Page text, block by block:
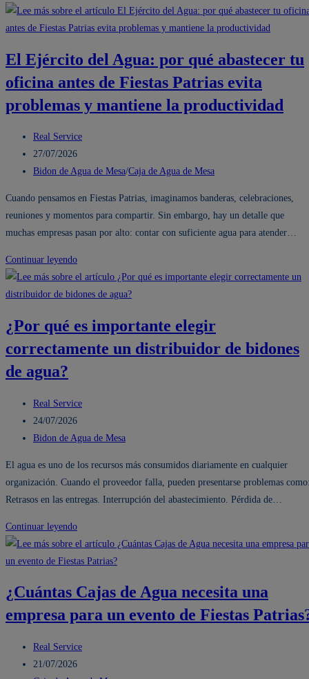
evitar
que
empresa
se
sin
Manantial
de
los
El Ejército del Agua: por qué abastecer tu
oficina antes de Fiestas Patrias evita
problemas y mantiene la productividad
Autor
de
la
Real Service
Publicación
de
entrada:
27/07/2026
Categoría
la
entrada:
Bidon de Agua de Mesa/Caja de Agua de Mesa
Cuando pensamos en Fiestas Patrias, imaginamos banderas, celebraciones,
reuniones y momentos para compartir. Sin embargo, hay un detalle que
muchas empresas pasan por alto: contar con suficiente agua para atender…
Continuar leyendoEl
Ejército
del
por
qué
Patrias
evita
problemas
¿Por qué es importante elegir
correctamente un distribuidor de bidones
de agua?
Autor
de
la
Real Service
Publicación
de
entrada:
24/07/2026
Categoría
la
entrada:
Bidon de Agua de Mesa
El agua es uno de los recursos más consumidos diariamente en cualquier
organización. Cuando el proveedor falla, pueden presentarse problemas
Retrasos en las entregas. Interrupción del abastecimiento. Pérdida de…
Continuar leyendo¿Por
qué
es
elegir
correctamente
distribuidor
de
¿Cuántas Cajas de Agua necesita una
empresa para un evento de Fiestas
Autor
de
Real Service
Publicación
21/07/2026